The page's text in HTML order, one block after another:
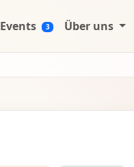
Events 3 Über uns